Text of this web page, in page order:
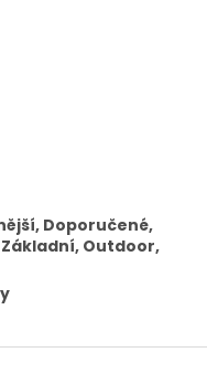
Doporučené,
Outdoor,